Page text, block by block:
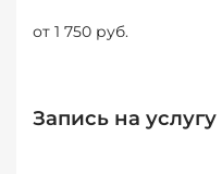
от 1 750 руб.
Запись на услугу